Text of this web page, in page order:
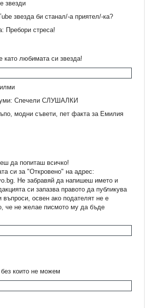
звезди
звезда би станал/-а приятел/-ка?
Пребори стреса!
като любимата си звезда!
Спечели СЛУШАЛКИ
модни съвети, пет факта за Емилия
да попиташ всичко!
си за "Откровено" на адрес:
Не забравяй да напишеш името и
си запазва правото да публикува
въпроси, освен ако подателят не е
че не желае писмото му да бъде
които не можем